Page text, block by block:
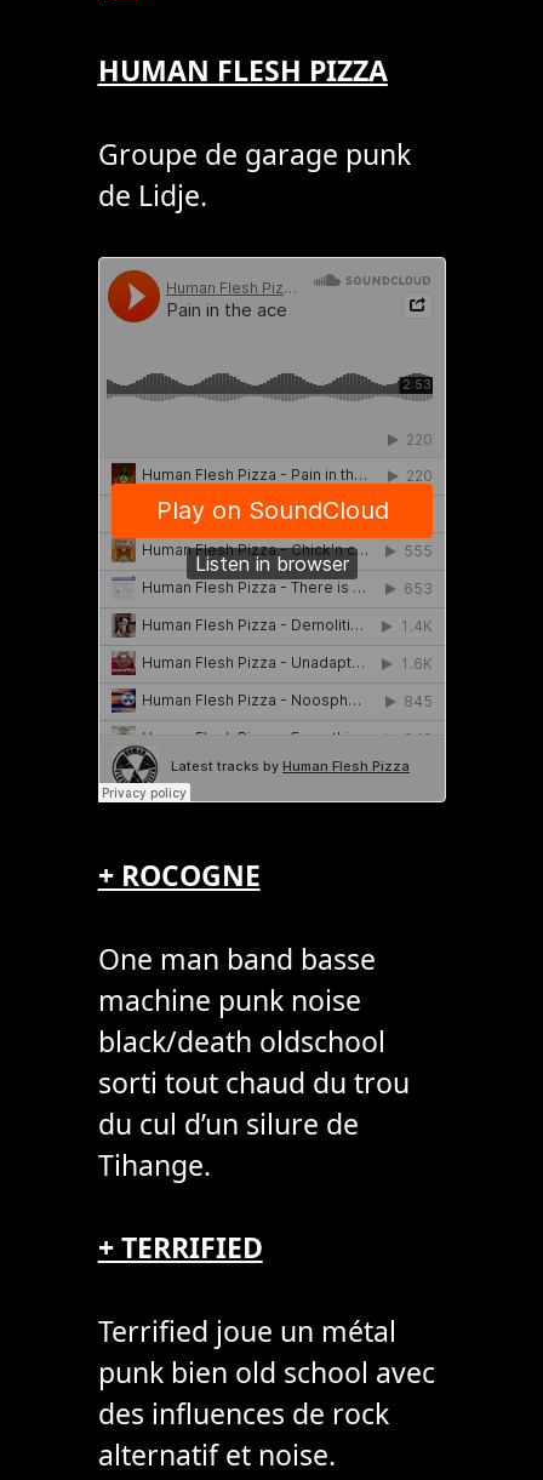
HUMAN FLESH PIZZA
Groupe de garage punk
de Lidje.
+ ROCOGNE
One man band basse
machine punk noise
black/death oldschool
sorti tout chaud du trou
du cul d’un silure de
Tihange.
+ TERRIFIED
Terrified joue un métal
punk bien old school avec
des influences de rock
alternatif et noise.